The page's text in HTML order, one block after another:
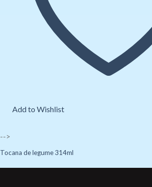
Add to Wishlist
-->
Tocana de legume 314ml